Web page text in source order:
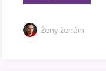
Ženy ženám